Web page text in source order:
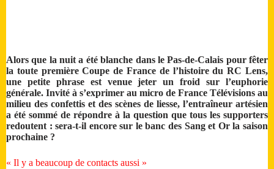
Alors que la nuit a été blanche dans le Pas-de-Calais pour fêter
la toute première Coupe de France de l’histoire du RC Lens,
une petite phrase est venue jeter un froid sur l’euphorie
générale. Invité à s’exprimer au micro de France Télévisions au
milieu des confettis et des scènes de liesse, l’entraîneur artésien
a été sommé de répondre à la question que tous les supporters
redoutent : sera-t-il encore sur le banc des Sang et Or la saison
prochaine ?
« Il y a beaucoup de contacts aussi »